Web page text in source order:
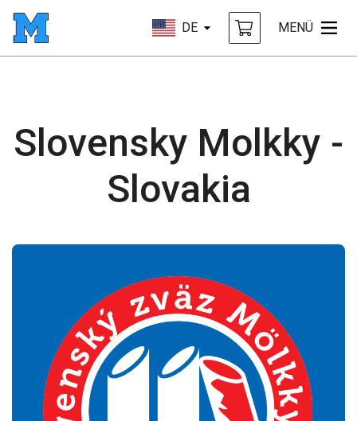
DE MENÜ
Slovensky Molkky -
Slovakia